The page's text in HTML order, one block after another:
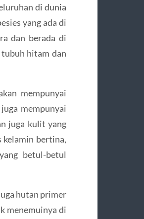
di dunia
yang ada di
dan berada di
tubuh hitam dan
mempunyai
mempunyai
juga kulit yang
kelamin bertina,
betul-betul
hutan primer
menemuinya di